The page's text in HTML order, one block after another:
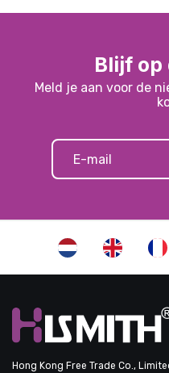
Blijf op
Meld je aan voor de
Hong Kong Free Trade Co.,